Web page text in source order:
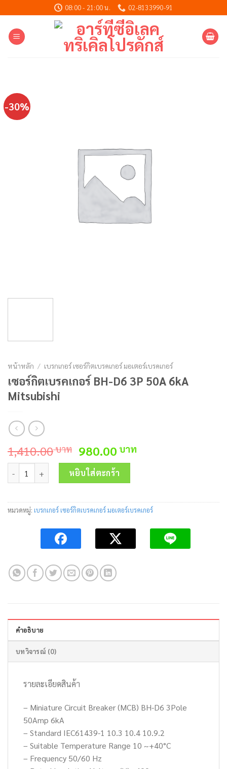
to
content
08:00 - 21:00 น. 02-8133990-91
-30%
หน้าหลัก / เบรกเกอร์ เซอร์กิตเบรคเกอร์ มอเตอร์เบรคเกอร์
เซอร์กิตเบรคเกอร์ BH-D6 3P 50A 6kA
Mitsubishi
1,410.00บาท Original
price
was:
1,410.00 บาท.
980.00 บาท
จำนวน เซอร์กิตเบรคเกอร์ BH-D6 3P 50A 6kA Mitsubishi ชิ้น
หยิบใส่ตะกร้า
หมวดหมู่: เบรกเกอร์ เซอร์กิตเบรคเกอร์ มอเตอร์เบรคเกอร์
คำอธิบาย
บทวิจารณ์ (0)
รายละเอียดสินค้า
– Miniature Circuit Breaker (MCB) BH-D6 3Pole
50Amp 6kA
– Standard IEC61439-1 10.3 10.4 10.9.2
– Suitable Temperature Range 10 ~+40°C
– Frequency 50/60 Hz